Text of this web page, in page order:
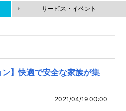
サービス・イベント
ン】快適で安全な家族が集
2021/04/19 00:00